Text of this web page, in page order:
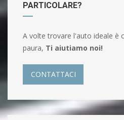
PARTICOLARE?
A volte trovare l'auto ideale è
paura, Ti aiutiamo noi!
CONTATTACI